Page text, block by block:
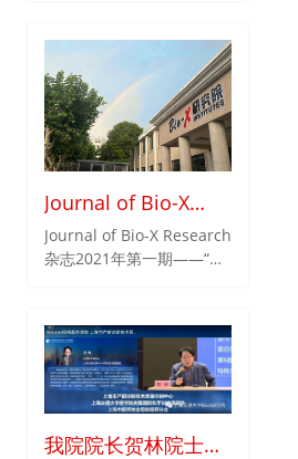
上海市产前诊断技术、遗传
咨询专委会2021年的第一
次工作会议。
Journal of Bio-X
Research杂志2021
年第一期在线出版
Journal of Bio-X Research
杂志2021年第一期——“检
我院院长贺林院士受